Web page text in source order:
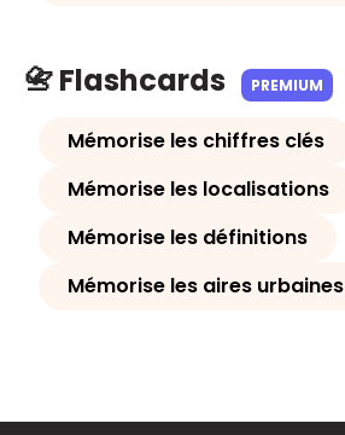
📇 Flashcards PREMIUM
Mémorise les chiffres clés
Mémorise les localisations
Mémorise les définitions
Mémorise les aires urbaines